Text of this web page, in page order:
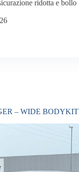
ridotta e bollo
– WIDE BODYKIT